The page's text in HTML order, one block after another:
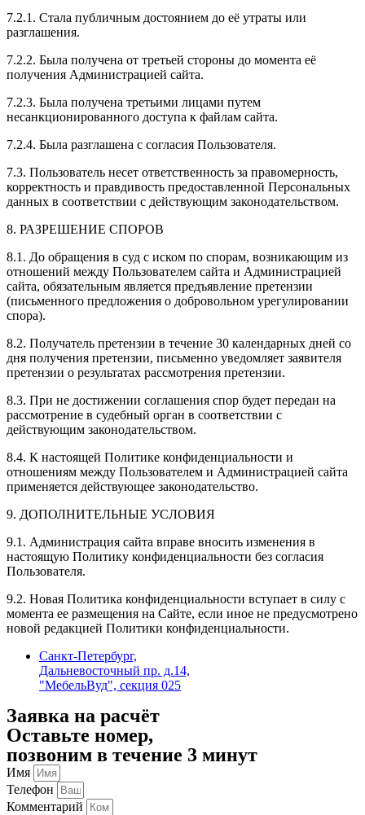
7.2.1. Стала публичным достоянием до её утраты или
разглашения.
7.2.2. Была получена от третьей стороны до момента её
получения Администрацией сайта.
7.2.3. Была получена третьими лицами путем
несанкционированного доступа к файлам сайта.
7.2.4. Была разглашена с согласия Пользователя.
7.3. Пользователь несет ответственность за правомерность,
корректность и правдивость предоставленной Персональных
данных в соответствии с действующим законодательством.
8. РАЗРЕШЕНИЕ СПОРОВ
8.1. До обращения в суд с иском по спорам, возникающим из
отношений между Пользователем сайта и Администрацией
сайта, обязательным является предъявление претензии
(письменного предложения о добровольном урегулировании
спора).
8.2. Получатель претензии в течение 30 календарных дней со
дня получения претензии, письменно уведомляет заявителя
претензии о результатах рассмотрения претензии.
8.3. При не достижении соглашения спор будет передан на
рассмотрение в судебный орган в соответствии с
действующим законодательством.
8.4. К настоящей Политике конфиденциальности и
отношениям между Пользователем и Администрацией сайта
применяется действующее законодательство.
9. ДОПОЛНИТЕЛЬНЫЕ УСЛОВИЯ
9.1. Администрация сайта вправе вносить изменения в
настоящую Политику конфиденциальности без согласия
Пользователя.
9.2. Новая Политика конфиденциальности вступает в силу с
момента ее размещения на Сайте, если иное не предусмотрено
новой редакцией Политики конфиденциальности.
Санкт-Петербург,
Дальневосточный пр. д.14,
"МебельВуд", секция 025
Заявка на расчёт
Оставьте номер,
позвоним в течение 3 минут
Имя
Телефон
Комментарий